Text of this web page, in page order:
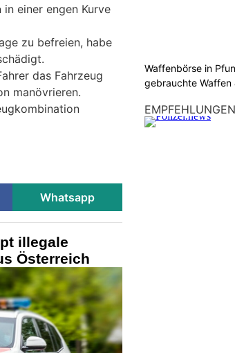
einer engen Kurve
zu befreien, habe
das Fahrzeug
manövrieren.
Whatsapp
illegale
Österreich
Waffenbörse in
gebrauchte Waffen
EMPFEHLUNGEN